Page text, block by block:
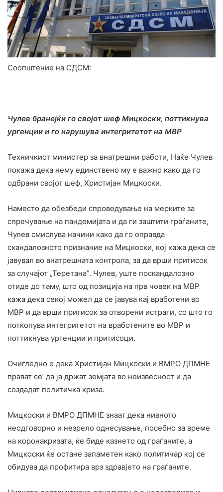
Соопштение на СДСМ:
Чулев бранејќи го својот шеф Мицкоски, поттикнува
ургенции и го нарушува интегритетот на МВР
Техничкиот министер за внатрешни работи, Наќе Чулев
покажа дека нему единствено му е важно како да го
одбрани својот шеф, Христијан Мицкоски.
Наместо да обезбеди спроведување на мерките за
спречување на пандемијата и да ги заштити граѓаните,
Чулев смислува начини како да го оправда
скандалозното признание на Мицкоски, кој кажа дека се
јавувал во внатрешната контрола, за да врши притисок
за случајот „Теретана”. Чулев, уште поскандалозно
отиде до таму, што од позиција на прв човек на МВР
кажа дека секој можел да се јавува кај вработени во
МВР и да врши притисок за отворени истраги, со што го
поткопува интегритетот на вработените во МВР и
поттикнува ургенции и притисоци.
Очигледно е дека Христијан Мицкоски и ВМРО ДПМНЕ
прават се’ да ја држат земјата во неизвесност и да
создадат политичка криза.
Мицкоски и ВМРО ДПМНЕ знаат дека нивното
неодговорно и незрело однесување, посебно за време
на коронакризата, ќе биде казнето од граѓаните, а
Мицкоски ќе остане запаметен како политичар кој се
обидува да профитира врз здравјето на граѓаните.